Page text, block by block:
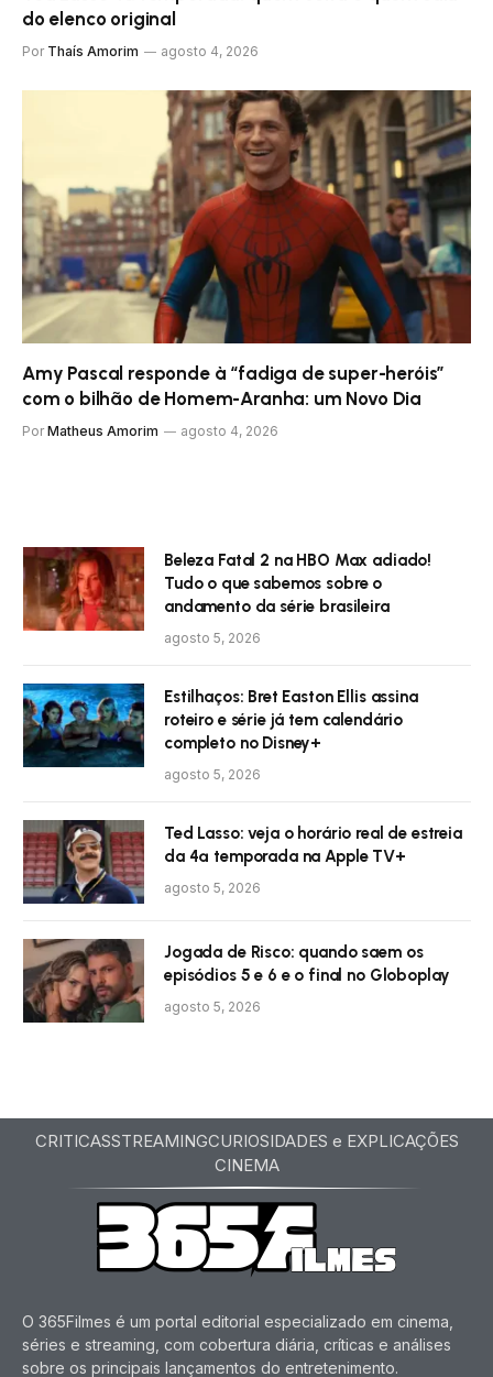
do elenco original
Por Thaís Amorim agosto 4, 2026
Amy Pascal responde à “fadiga de super-heróis”
com o bilhão de Homem-Aranha: um Novo Dia
Por Matheus Amorim agosto 4, 2026
Beleza Fatal 2 na HBO Max adiado!
Tudo o que sabemos sobre o
andamento da série brasileira
agosto 5, 2026
Estilhaços: Bret Easton Ellis assina
roteiro e série já tem calendário
completo no Disney+
agosto 5, 2026
Ted Lasso: veja o horário real de estreia
da 4ª temporada na Apple TV+
agosto 5, 2026
Jogada de Risco: quando saem os
episódios 5 e 6 e o final no Globoplay
agosto 5, 2026
CRITICASSTREAMINGCURIOSIDADES e EXPLICAÇÕES
CINEMA
O 365Filmes é um portal editorial especializado em cinema,
séries e streaming, com cobertura diária, críticas e análises
sobre os principais lançamentos do entretenimento.